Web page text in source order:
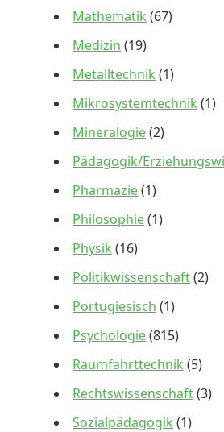
Mathematik (67)
Medizin (19)
Metalltechnik (1)
Mikrosystemtechnik (1)
Mineralogie(2)
Pädagogik/
Pharmazie(1)
Philosophie(1)
Physik (16)
Politikwissenschaft(2)
Portugiesisch (1)
Psychologie(815)
Raumfahrttechnik (5)
Rechtswissenschaft(3)
Sozialpädagogik (1)